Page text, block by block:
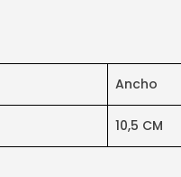
Ancho
10,5 CM